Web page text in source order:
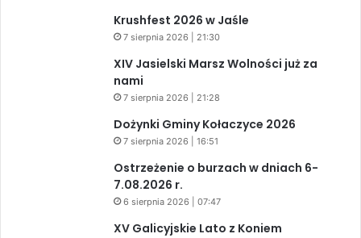
Krushfest 2026 w Jaśle
7 sierpnia 2026 | 21:30
XIV Jasielski Marsz Wolności już za
nami
7 sierpnia 2026 | 21:28
Dożynki Gminy Kołaczyce 2026
7 sierpnia 2026 | 16:51
Ostrzeżenie o burzach w dniach 6-
7.08.2026 r.
6 sierpnia 2026 | 07:47
XV Galicyjskie Lato z Koniem